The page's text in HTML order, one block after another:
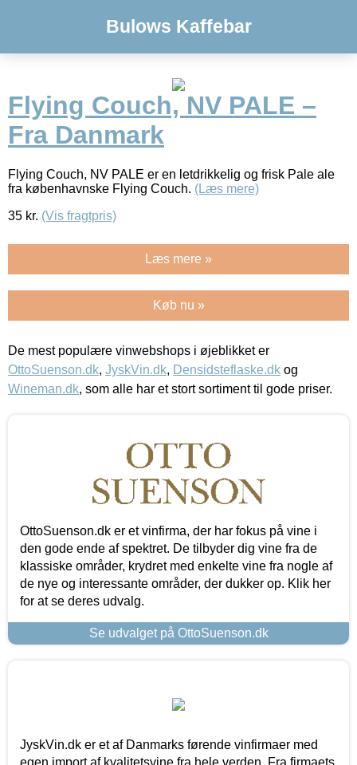
Bulows Kaffebar
Flying Couch, NV PALE –
Fra Danmark
Flying Couch, NV PALE er en letdrikkelig og frisk Pale ale
fra københavnske Flying Couch. (Læs mere)
35 kr. (Vis fragtpris)
Læs mere »
Køb nu »
De mest populære vinwebshops i øjeblikket er
OttoSuenson.dk, JyskVin.dk, Densidsteflaske.dk og
Wineman.dk, som alle har et stort sortiment til gode priser.
OttoSuenson.dk er et vinfirma, der har fokus på vine i
den gode ende af spektret. De tilbyder dig vine fra de
klassiske områder, krydret med enkelte vine fra nogle af
de nye og interessante områder, der dukker op. Klik her
for at se deres udvalg.
Se udvalget på OttoSuenson.dk
JyskVin.dk er et af Danmarks førende vinfirmaer med
egen import af kvalitetsvine fra hele verden. Fra firmaets